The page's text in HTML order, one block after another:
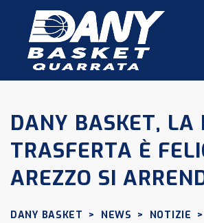
DANY BASKET, LA
TRASFERTA È
AREZZO SI
DANY BASKET > NEWS > NOTIZIE >